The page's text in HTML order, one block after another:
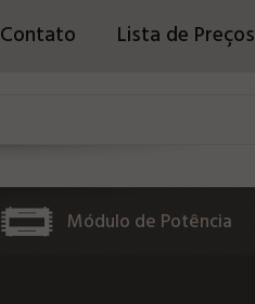
Contato Lista de Preços
Módulo de Potência